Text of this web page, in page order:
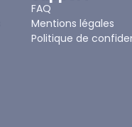
FAQ
Mentions légales
Politique de